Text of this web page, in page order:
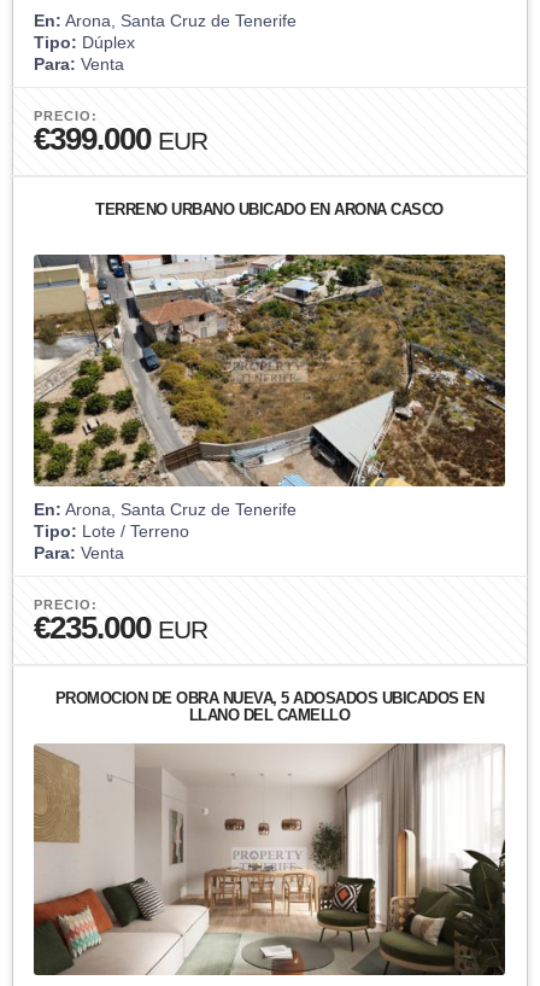
En: Arona, Santa Cruz de Tenerife
Tipo: Dúplex
Para: Venta
PRECIO:
€399.000 EUR
TERRENO URBANO UBICADO EN ARONA CASCO
En: Arona, Santa Cruz de Tenerife
Tipo: Lote / Terreno
Para: Venta
PRECIO:
€235.000 EUR
PROMOCIÓN DE OBRA NUEVA, 5 ADOSADOS UBICADOS EN
LLANO DEL CAMELLO